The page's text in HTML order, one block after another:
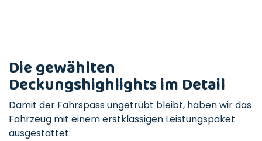
Die gewählten
Deckungshighlights im Detail
Damit der Fahrspass ungetrübt bleibt, haben wir das
Fahrzeug mit einem erstklassigen Leistungspaket
ausgestattet: